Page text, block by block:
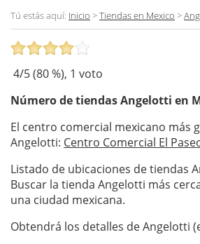
Tú estás aquí: Inicio >Tiendas en Mexico >
4/5 (80%), 1 voto
Número de tiendasAngelotti en
El centro comercial mexicano más
Angelotti: Centro Comercial El
Listado de ubicaciones de tiendas
Buscar la tienda Angelotti más
una ciudad mexicana.
Obtendrá los detalles de Angelotti